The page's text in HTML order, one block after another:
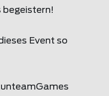
begeistern!
Event so